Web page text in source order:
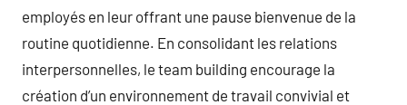
employés en leur offrant une pause bienvenue de la
routine quotidienne. En consolidant les relations
interpersonnelles, le team building encourage la
création d’un environnement de travail convivial et